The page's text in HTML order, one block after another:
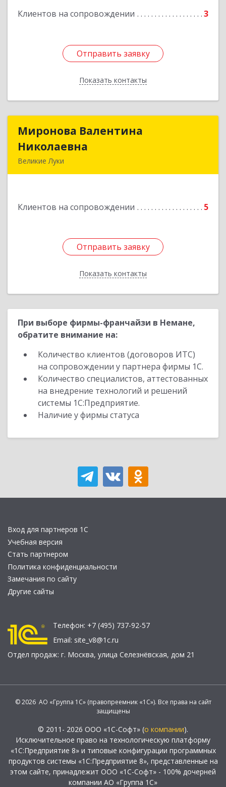
Клиентов на сопровождении 3
Отправить заявку
Показать контакты
Отправить заявку
Назад
Миронова Валентина
Николаевна
Великие Луки
Клиентов на сопровождении 5
Отправить заявку
Показать контакты
Миронова Валентина
Отправить заявку
Назад
При выборе фирмы-франчайзи в Немане,
обратите внимание на:
Количество клиентов (договоров ИТС)
на сопровождении у партнера фирмы 1С.
Количество специалистов, аттестованных
на внедрение технологий и решений
системы 1С:Предприятие.
Наличие у фирмы статуса
Вход для партнеров 1С
Учебная версия
Стать партнером
Политика конфиденциальности
Замечания по сайту
Другие сайты
Телефон: +7 (495) 737-92-57
Email: site_v8@1c.ru
Отдел продаж: г. Москва, улица Селезнёвская, дом 21
© 2026 АО «Группа 1С» (правопреемник «1С»). Все права на сайт
защищены
© 2011- 2026 ООО «1С-Софт» (о компании).
Исключительное право на технологическую платформу
«1С:Предприятие 8» и типовые конфигурации программных
продуктов системы «1С:Предприятие 8», представленные на
этом сайте, принадлежит ООО «1С-Софт» - 100% дочерней
компании АО «Группа 1С»